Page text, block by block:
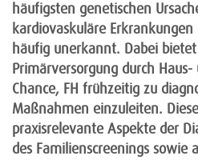
häufigsten genetischen
kardiovaskuläre
häufig unerkannt. Dabei
Primärversorgung durch
Chance, FH frühzeitig zu
Maßnahmen einzuleiten.
praxisrelevante Aspekte der
des Familienscreenings sowie